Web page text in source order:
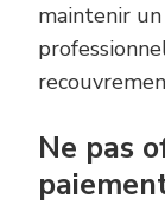
maintenir
Ne pas